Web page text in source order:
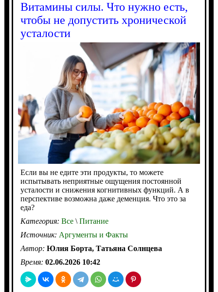
Витамины силы. Что нужно есть,
чтобы не допустить хронической
усталости
Если вы не едите эти продукты, то можете
испытывать неприятные ощущения постоянной
усталости и снижения когнитивных функций. А в
перспективе возможна даже деменция. Что это за
еда?
Категория: Все\Питание
Источник: Аргументы и Факты
Автор: Юлия Борта, Татьяна Солнцева
Время: 02.06.2026 10:42